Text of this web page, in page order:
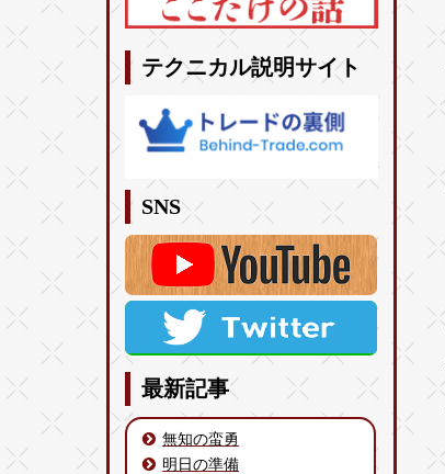
テクニカル説明サイト
SNS
最新記事
無知の蛮勇
明日の準備